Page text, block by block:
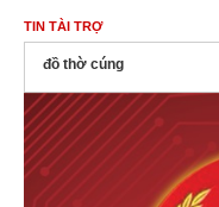
TIN TÀI TRỢ
đồ thờ cúng